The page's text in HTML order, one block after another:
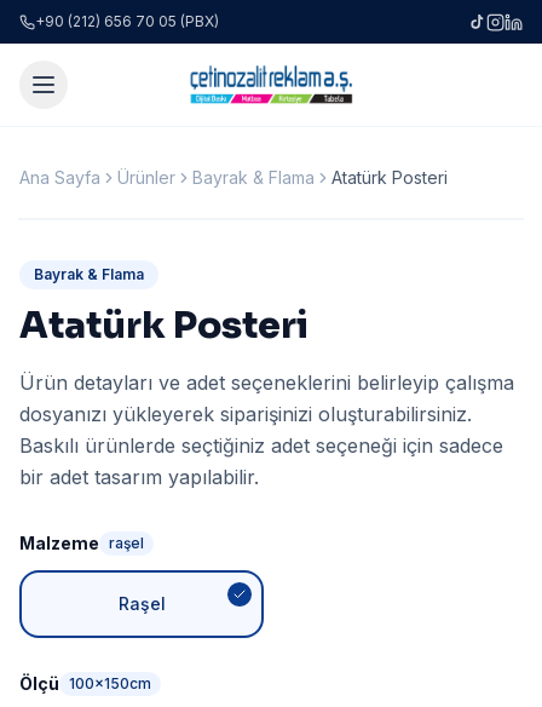
+90 (212) 656 70 05 (PBX)
Ana Sayfa Ürünler Bayrak & Flama Atatürk Posteri
Bayrak & Flama
Atatürk Posteri
Ürün detayları ve adet seçeneklerini belirleyip çalışma
dosyanızı yükleyerek siparişinizi oluşturabilirsiniz.
Baskılı ürünlerde seçtiğiniz adet seçeneği için sadece
bir adet tasarım yapılabilir.
Malzeme raşel
Raşel
Ölçü 100x150cm